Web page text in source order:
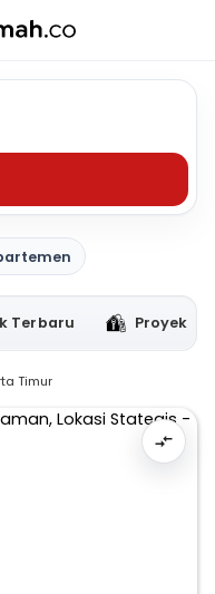
Terbaru Proyek
Timur